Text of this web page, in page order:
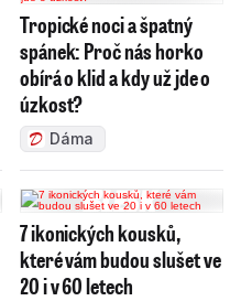
Tropické noci a špatný
spánek: Proč nás horko
obírá o klid a kdy už jde o
úzkost?
Dáma
7 ikonických kousků,
které vám budou slušet ve
20 i v 60 letech